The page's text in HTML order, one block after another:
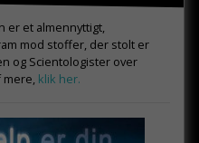
er et almennyttigt,
mod stoffer, der stolt er
og Scientologister over
mere, klik her.